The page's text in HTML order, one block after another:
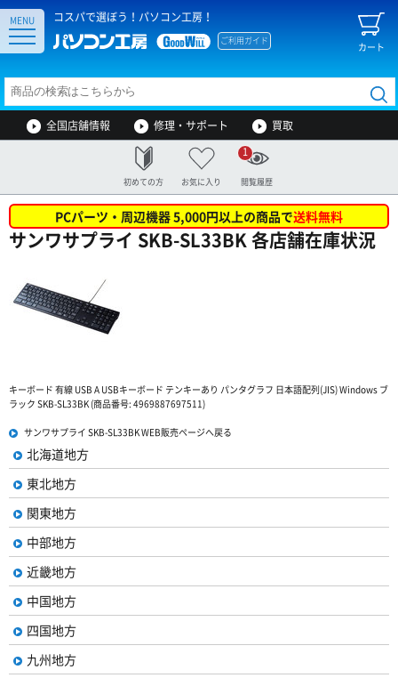
コスパで選ぼう！パソコン工房！
カート
ご利用ガイド
MENU
全国店舗情報 修理・サポート 買取
初めての方 お気に入り 閲覧履歴
1
PCパーツ・周辺機器 5,000円以上の商品で送料無料
サンワサプライ SKB-SL33BK 各店舗在庫状況
キーボード 有線 USB A USBキーボード テンキーあり パンタグラフ 日本語配列(JIS) Windows ブ
ラック SKB-SL33BK (商品番号: 4969887697511)
サンワサプライ SKB-SL33BK WEB販売ページへ戻る
北海道地方
東北地方
関東地方
中部地方
近畿地方
中国地方
四国地方
九州地方